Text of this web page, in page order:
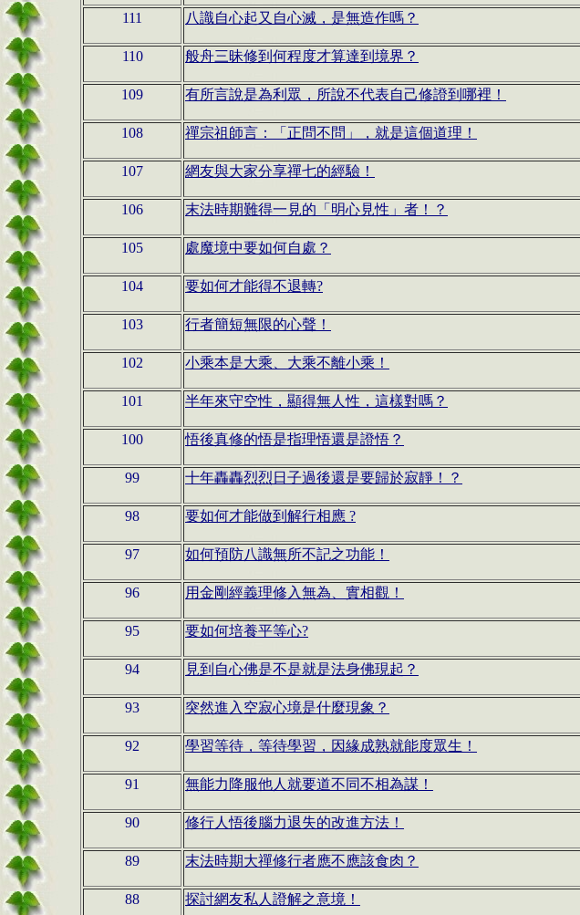
111
八識自心起又自心滅，是無造作嗎？
110
般舟三昧修到何程度才算達到境界？
109
有所言說是為利眾，所說不代表自己修證到哪裡！
108
禪宗祖師言：「正問不問」，就是這個道理！
107
網友與大家分享禪七的經驗！
106
末法時期難得一見的「明心見性」者！？
105
處魔境中要如何自處？
104
要如何才能得不退轉?
103
行者簡短無限的心聲！
102
小乘本是大乘、大乘不離小乘！
101
半年來守空性，顯得無人性，這樣對嗎？
100
悟後真修的悟是指理悟還是證悟？
99
十年轟轟烈烈日子過後還是要歸於寂靜！？
98
要如何才能做到解行相應 ?
97
如何預防八識無所不記之功能！
96
用金剛經義理修入無為、實相觀！
95
要如何培養平等心?
94
見到自心佛是不是就是法身佛現起？
93
突然進入空寂心境是什麼現象？
92
學習等待，等待學習，因緣成熟就能度眾生！
91
無能力降服他人就要道不同不相為謀！
90
修行人悟後腦力退失的改進方法！
89
末法時期大禪修行者應不應該食肉？
88
探討網友私人證解之意境！